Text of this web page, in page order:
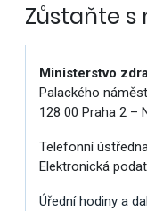
Zůstaňte s
Ministerstvo
Palackého
128 00 Praha 2 –
Telefonní
Elektronická
Úřední hodiny a